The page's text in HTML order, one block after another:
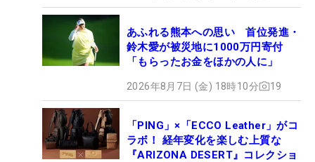
あふれる熊本への思い 首位発進・
鈴木愛が被災地に1000万円寄付
「もらったお金をほかの人に」
2026年8月7日 (金) 18時10分 19
「PING」×「ECCO Leather」がコ
ラボ！ 経年変化を楽しむ上質な
『ARIZONA DESERT』コレクショ